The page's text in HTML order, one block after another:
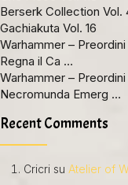
Berserk Collection Vol.
Gachiakuta Vol. 16
Warhammer –
Regna il Ca …
Warhammer –
Necromunda Emerg …
Recent Comments
Cricri su Atelier of